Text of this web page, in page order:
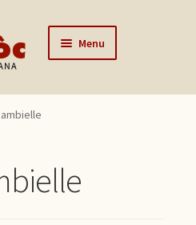
Menu